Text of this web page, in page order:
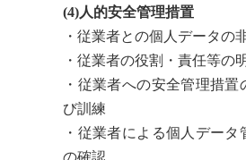
(4)人的安全管理措置
・従業者との個人データの
・従業者の役割・責任等の
・従業者への安全管理措置
び訓練
・従業者による個人デー
の確認